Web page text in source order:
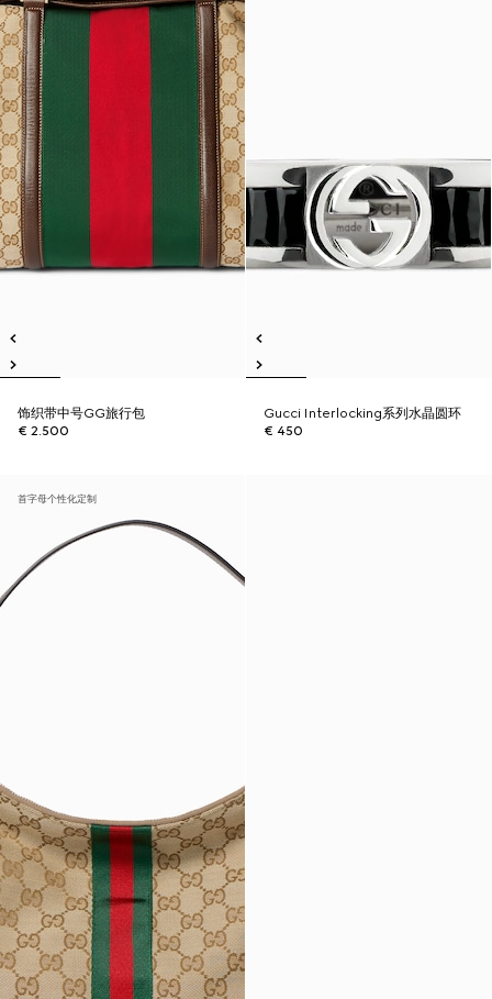
饰织带中号GG旅行包
€ 2.500
Gucci Interlocking系列水晶圆环
€ 450
首字母个性化定制